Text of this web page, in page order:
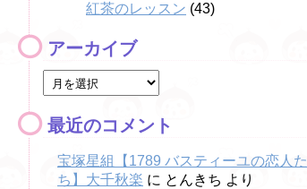
紅茶のレッスン (43)
アーカイブ
最近のコメント
宝塚星組【1789 バスティーユの恋人た
ち】大千秋楽 に とんきち より